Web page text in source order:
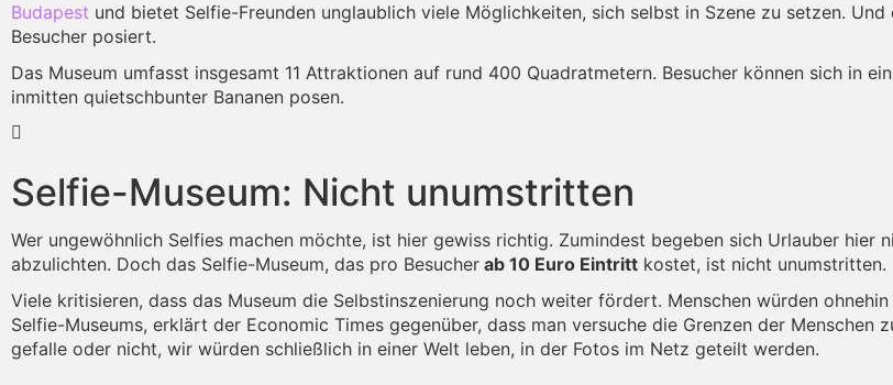
Budapest und bietet Selfie-Freunden unglaublich viele Möglichkeiten, sich selbst in Szene zu setzen.
Besucher posiert.
Das Museum umfasst insgesamt 11 Attraktionen auf rund 400 Quadratmetern. Besucher können sich in ein
inmitten quietschbunter Bananen posen.
Selfie-Museum: Nicht unumstritten
Wer ungewöhnlich Selfies machen möchte, ist hier gewiss richtig. Zumindest begeben sich Urlauber
abzulichten. Doch das Selfie-Museum, das pro Besucher ab 10 Euro Eintritt kostet, ist nicht unumstritten.
Viele kritisieren, dass das Museum die Selbstinszenierung noch weiter fördert. Menschen würden
Selfie-Museums, erklärt der Economic Times gegenüber, dass man versuche die Grenzen der Menschen
gefalle oder nicht, wir würden schließlich in einer Welt leben, in der Fotos im Netz geteilt werden.